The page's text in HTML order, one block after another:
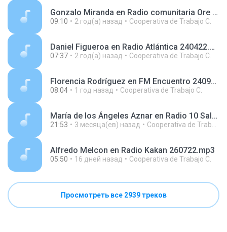
Gonzalo Miranda en Radio comunitaria Ore Tape 230915.mp3
09:10 2 год(а) назад Cooperativa de Trabajo C.
Daniel Figueroa en Radio Atlántica 240422.mp3
07:37 2 год(а) назад Cooperativa de Trabajo C.
Florencia Rodríguez en FM Encuentro 240930.mp3
08:04 1 год назад Cooperativa de Trabajo C.
María de los Ángeles Aznar en Radio 10 Salta 260409.mp3
21:53 3 месяца(ев) назад Cooperativa de Trabajo C.
Alfredo Melcon en Radio Kakan 260722.mp3
05:50 16 дней назад Cooperativa de Trabajo C.
Просмотреть все 2939 треков